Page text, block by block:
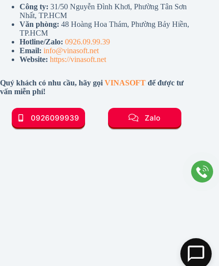
Công ty: 31/50 Nguyễn Đình Khơi, Phường Tân Sơn
Nhất, TP.HCM
Văn phòng: 48 Hoàng Hoa Thám, Phường Bảy Hiền,
TP.HCM
Hotline/Zalo: 0926.09.99.39
Email: info@vinasoft.net
Website: https://vinasoft.net
Quý khách có nhu cầu, hãy gọi VINASOFT để được tư
vấn miễn phí!
0926099939 Zalo